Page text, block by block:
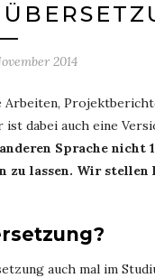
2014
Arbeiten,
dabei auch eine
Sprache nicht
zu lassen. Wir
auch mal im